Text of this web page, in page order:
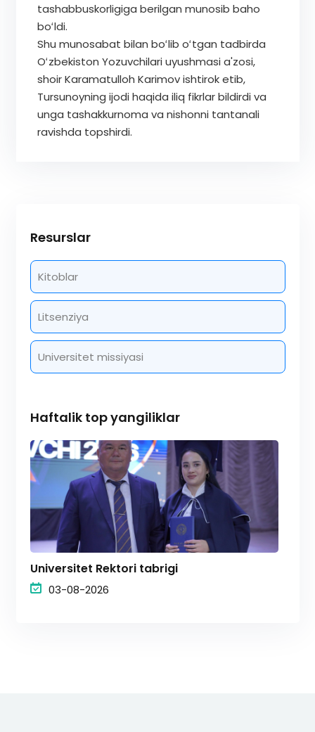
tashabbuskorligiga berilgan munosib baho
boʻldi.
Shu munosabat bilan boʻlib oʻtgan tadbirda
Oʻzbekiston Yozuvchilari uyushmasi a'zosi,
shoir Karamatulloh Karimov ishtirok etib,
Tursunoyning ijodi haqida iliq fikrlar bildirdi va
unga tashakkurnoma va nishonni tantanali
ravishda topshirdi.
Resurslar
Kitoblar
Litsenziya
Universitet missiyasi
Haftalik top yangiliklar
Universitet Rektori tabrigi
03-08-2026